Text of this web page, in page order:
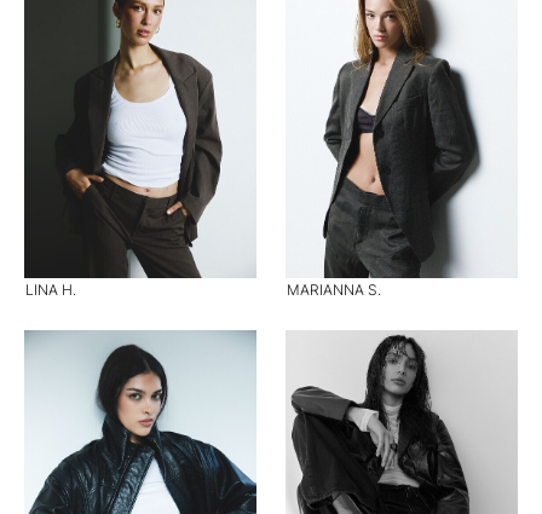
LINA H. MARIANNA S.